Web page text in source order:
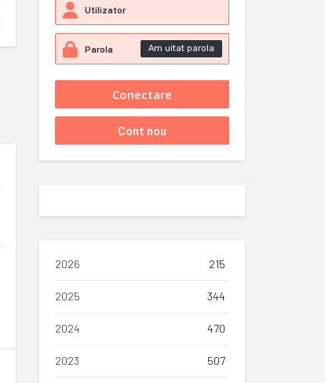
Am uitat parola
2026 215
2025 344
2024 470
2023 507